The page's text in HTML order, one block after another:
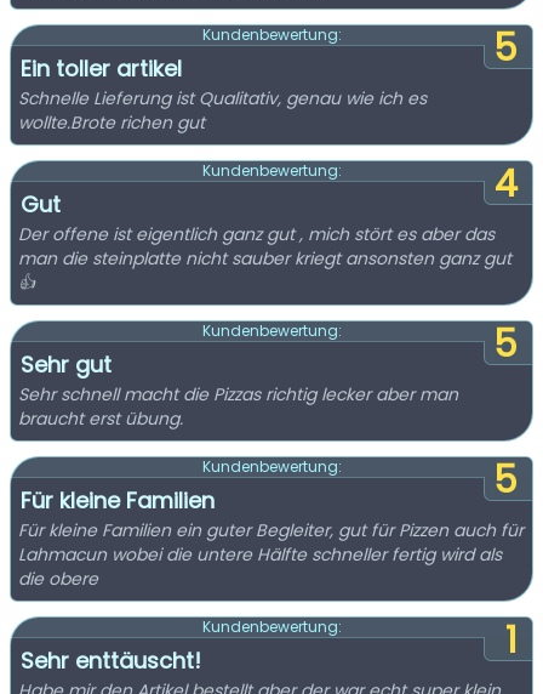
5
Kundenbewertung:
Ein toller artikel
Schnelle Lieferung ist Qualitativ, genau wie ich es
wollte.Brote richen gut
4
Kundenbewertung:
Gut
Der offene ist eigentlich ganz gut , mich stört es aber das
man die steinplatte nicht sauber kriegt ansonsten ganz gut
👍
5
Kundenbewertung:
Sehr gut
Sehr schnell macht die Pizzas richtig lecker aber man
braucht erst übung.
5
Kundenbewertung:
Für kleine Familien
Für kleine Familien ein guter Begleiter, gut für Pizzen auch für
Lahmacun wobei die untere Hälfte schneller fertig wird als
die obere
1
Kundenbewertung:
Sehr enttäuscht!